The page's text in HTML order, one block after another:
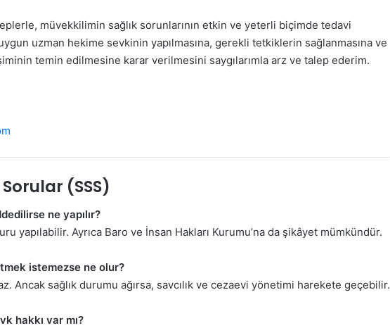
müvekkilimin sağlık sorunlarının etkin ve yeterli biçimde tedavi
uzman hekime sevkinin yapılmasına, gerekli tetkiklerin sağlanmasına ve
temin edilmesine karar verilmesini saygılarımla arz ve talep ederim.
(SSS)
ne yapılır?
yapılabilir. Ayrıca Baro ve İnsan Hakları Kurumu’na da şikâyet mümkündür.
istemezse ne olur?
Ancak sağlık durumu ağırsa, savcılık ve cezaevi yönetimi harekete geçebilir.
hakkı var mı?